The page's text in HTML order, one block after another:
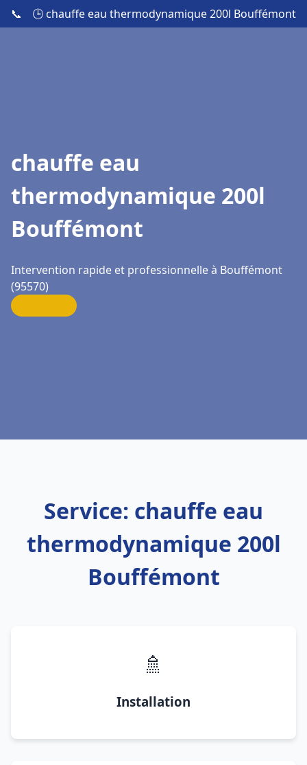
📞 🕒 chauffe eau thermodynamique 200l Bouffémont
chauffe eau
thermodynamique 200l
Bouffémont
Intervention rapide et professionnelle à Bouffémont
(95570)
Service: chauffe eau
thermodynamique 200l
Bouffémont
🚿
Installation